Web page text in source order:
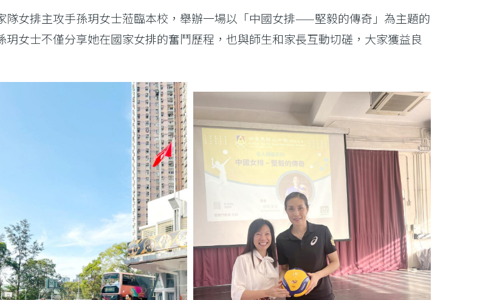
女排主攻手孫玥女士蒞臨本校，舉辦一場以「中國女排——堅毅的傳奇」為主題的
女士不僅分享她在國家女排的奮鬥歷程，也與師生和家長互動切磋，大家獲益良